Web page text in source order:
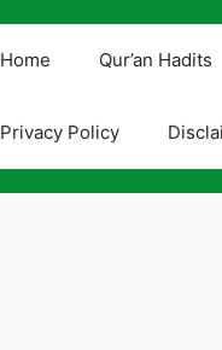
Home Qur’an Hadits
Privacy Policy